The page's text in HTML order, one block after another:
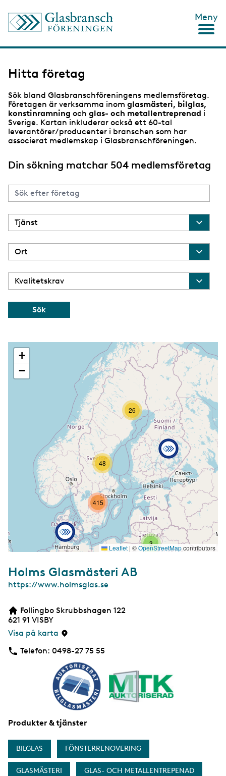
Meny
Hitta företag
Sök bland Glasbranschföreningens medlemsföretag.
Företagen är verksamma inom glasmästeri, bilglas,
konstinramning och glas- och metallentreprenad i
Sverige. Kartan inkluderar också ett 60-tal
leverantörer/producenter i branschen som har
associerat medlemskap i Glasbranschföreningen.
Din sökning matchar 504 medlemsföretag
26
3
48
415
+
−
Leaflet | ©OpenStreetMapcontributors
Holms Glasmästeri AB
W
b
s
i
a
https://www.holmsglas.se
Follingbo Skrubbshagen 122
621 91 VISBY
Visa på karta
Telefon: Telefon
0498-27 75 55
Produkter & tjänster
BILGLAS FÖNSTERRENOVERING
GLASMÄSTERI GLAS- OCH METALLENTREPENAD